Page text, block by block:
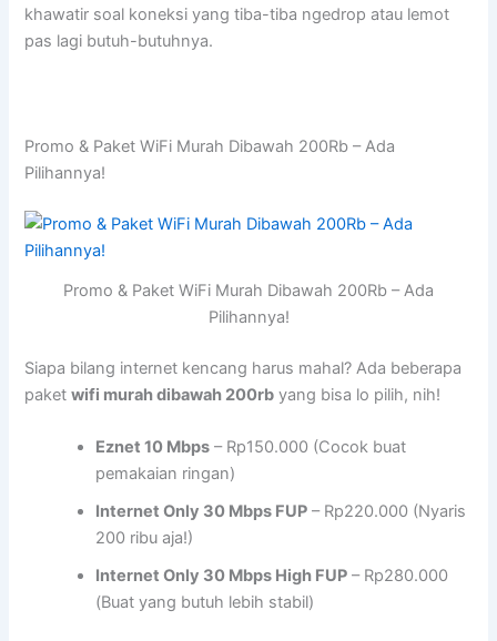
khawatir soal koneksi yang tiba-tiba ngedrop atau lemot
pas lagi butuh-butuhnya.
Promo & Paket WiFi Murah Dibawah 200Rb – Ada
Pilihannya!
Promo & Paket WiFi Murah Dibawah 200Rb – Ada
Pilihannya!
Siapa bilang internet kencang harus mahal? Ada beberapa
paketwifi murah dibawah 200rb yang bisa lo pilih, nih!
Eznet 10 Mbps – Rp150.000 (Cocok buat
pemakaian ringan)
Internet Only 30 Mbps FUP – Rp220.000 (Nyaris
200 ribu aja!)
Internet Only 30 Mbps High FUP – Rp280.000
(Buat yang butuh lebih stabil)